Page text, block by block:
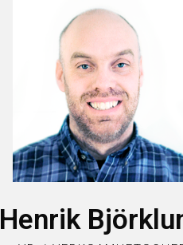
Henrik